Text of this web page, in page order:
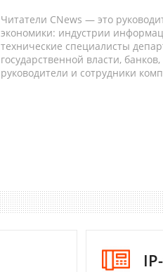
Читатели CNews — это
экономики: индустрии
технические специалисты
государственной власти,
руководители и сотрудники